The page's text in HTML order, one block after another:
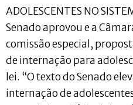
ADOLESCENTES NO
Senado aprovou e a
comissão especial,
de internação para
lei. “O texto do Senado
internação de